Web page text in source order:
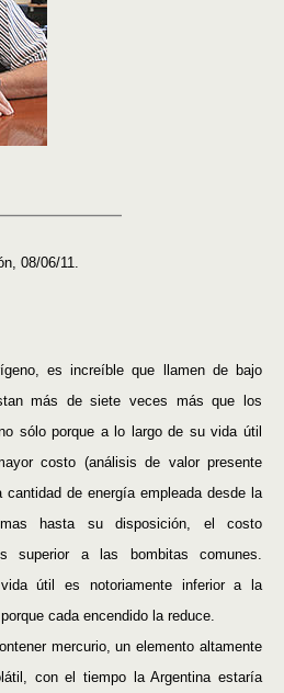
08/06/11.
es increíble que llamen de bajo
más de siete veces más que los
sólo porque a lo largo de su vida útil
costo (análisis de valor presente
de energía empleada desde la
hasta su disposición, el costo
superior a las bombitas comunes.
útil es notoriamente inferior a la
cada encendido la reduce.
mercurio, un elemento altamente
con el tiempo la Argentina estaría